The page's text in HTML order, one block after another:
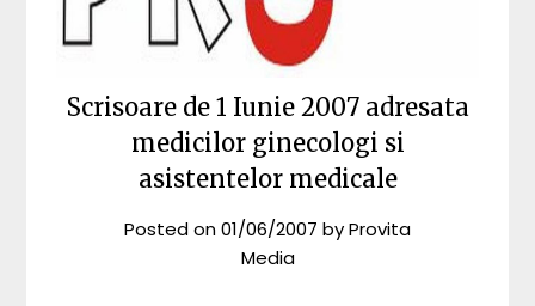
Scrisoare de 1 Iunie 2007 adresata
medicilor ginecologi si
asistentelor medicale
Posted on01/06/2007 byProvita
Media